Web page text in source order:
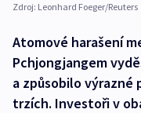
Zdroj: Leonhard Foeger/Reuters
Atomové harašení
Pchjongjangem
a způsobilo výrazné
trzích. Investoři v